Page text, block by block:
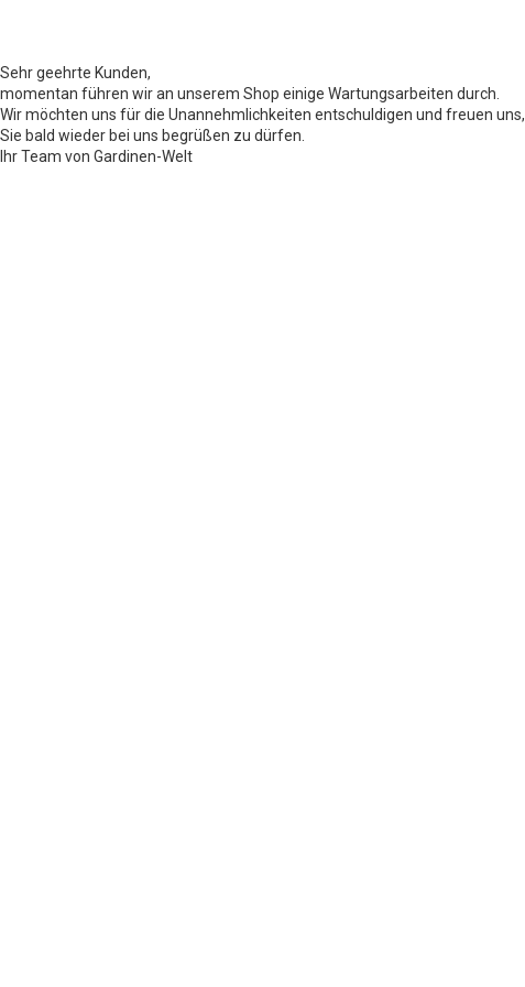
Sehr geehrte Kunden,
momentan führen wir an unserem Shop einige Wartungsarbeiten durch.
Wir möchten uns für die Unannehmlichkeiten entschuldigen und freuen uns,
Sie bald wieder bei uns begrüßen zu dürfen.
Ihr Team von Gardinen-Welt